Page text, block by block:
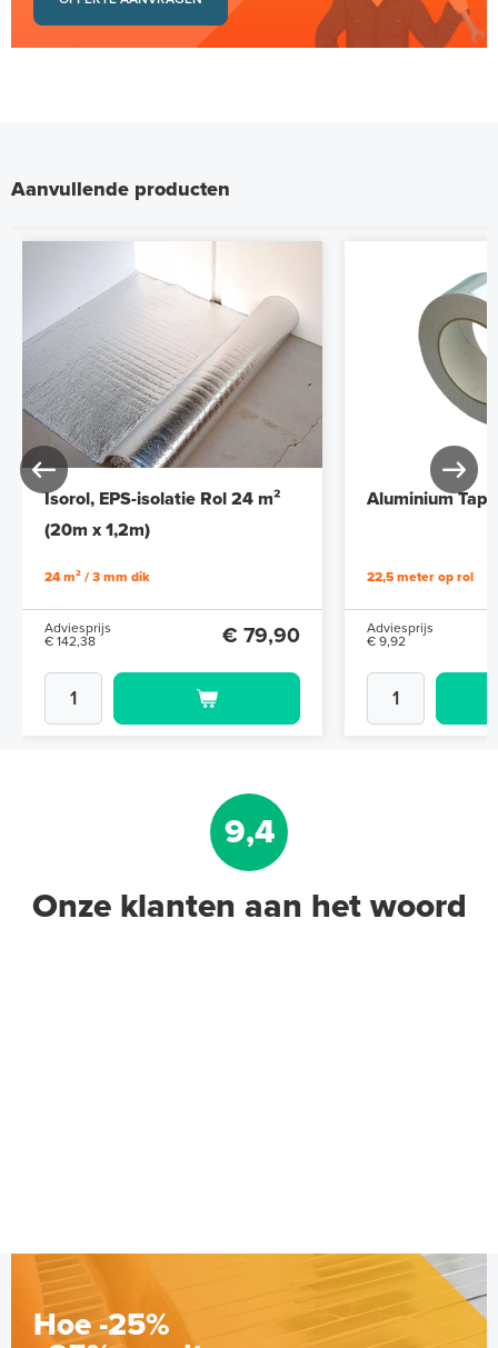
Aanvullende producten
Isorol, EPS-isolatie Rol 24 m²
(20m x 1,2m)
24 m² / 3 mm dik
Adviesprijs
€ 142,38
€ 79,90
Aluminium
22,5 meter op rol
Adviesprijs
€ 9,92
9,4
Onze klanten aan het woord
Hoe -25%